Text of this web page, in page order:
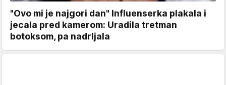
"Ovo mi je najgori dan" Influenserka plakala i
jecala pred kamerom: Uradila tretman
botoksom, pa nadrljala